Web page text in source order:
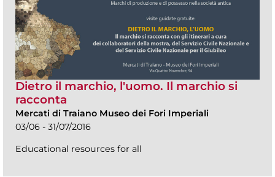
Dietro il marchio, l'uomo. Il marchio si
racconta
Mercati di Traiano Museo dei Fori Imperiali
03/06 - 31/07/2016
Educational resources for all